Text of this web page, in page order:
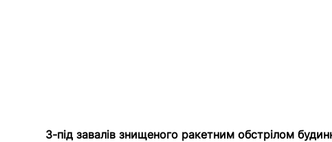
З-під завалів знищеного ракетним обстрілом